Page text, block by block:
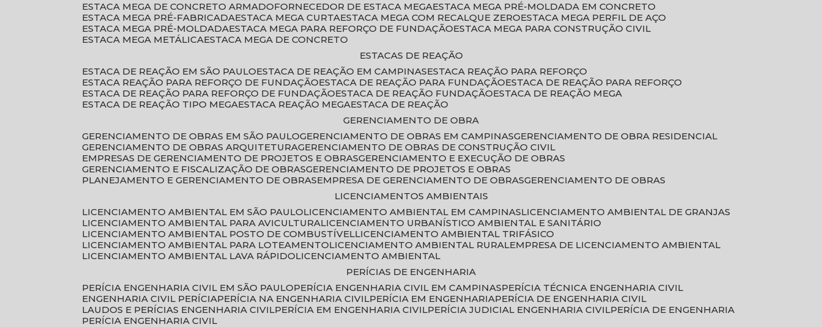
ESTACA MEGA DE CONCRETO ARMADO
FORNECEDOR DE ESTACA MEGA ESTACA MEGA PRÉ-MOLDADA EM CONCRETO
ESTACA MEGA PRÉ-FABRICADA ESTACA MEGA CURTA ESTACA MEGA COM RECALQUE ZERO
ESTACA MEGA PERFIL DE AÇO
ESTACA MEGA PRÉ-MOLDADA ESTACA MEGA PARA REFORÇO DE FUNDAÇÃO
ESTACA MEGA PARA CONSTRUÇÃO CIVIL
ESTACA MEGA METÁLICA ESTACA MEGA DE CONCRETO
ESTACAS DE REAÇÃO
ESTACA DE REAÇÃO EM SÃO PAULO
ESTACA DE REAÇÃO EM CAMPINAS
ESTACA REAÇÃO PARA REFORÇO
ESTACA REAÇÃO PARA REFORÇO DE FUNDAÇÃO
ESTACA DE REAÇÃO PARA FUNDAÇÃO
ESTACA DE REAÇÃO PARA REFORÇO
ESTACA DE REAÇÃO PARA REFORÇO DE FUNDAÇÃO
ESTACA DE REAÇÃO FUNDAÇÃO
ESTACA DE REAÇÃO MEGA
ESTACA DE REAÇÃO TIPO MEGA ESTACA REAÇÃO MEGA ESTACA DE REAÇÃO
GERENCIAMENTO DE OBRA
GERENCIAMENTO DE OBRAS EM SÃO PAULO
GERENCIAMENTO DE OBRAS EM CAMPINAS
GERENCIAMENTO DE OBRA RESIDENCIAL
GERENCIAMENTO DE OBRAS ARQUITETURA
GERENCIAMENTO DE OBRAS DE CONSTRUÇÃO CIVIL
EMPRESAS DE GERENCIAMENTO DE PROJETOS E OBRAS
GERENCIAMENTO E EXECUÇÃO DE OBRAS
GERENCIAMENTO E FISCALIZAÇÃO DE OBRAS
GERENCIAMENTO DE PROJETOS E OBRAS
PLANEJAMENTO E GERENCIAMENTO DE OBRAS
EMPRESA DE GERENCIAMENTO DE OBRAS
GERENCIAMENTO DE OBRAS
LICENCIAMENTOS AMBIENTAIS
LICENCIAMENTO AMBIENTAL EM SÃO PAULO LICENCIAMENTO AMBIENTAL EM CAMPINAS LICENCIAMENTO AMBIENTAL DE GRANJAS
LICENCIAMENTO AMBIENTAL PARA AVICULTURA LICENCIAMENTO URBANÍSTICO AMBIENTAL E SANITÁRIO
LICENCIAMENTO AMBIENTAL POSTO DE COMBUSTÍVEL LICENCIAMENTO AMBIENTAL TRIFÁSICO
LICENCIAMENTO AMBIENTAL PARA LOTEAMENTO LICENCIAMENTO AMBIENTAL RURAL EMPRESA DE LICENCIAMENTO AMBIENTAL
LICENCIAMENTO AMBIENTAL LAVA RÁPIDO LICENCIAMENTO AMBIENTAL
PERÍCIAS DE ENGENHARIA
PERÍCIA ENGENHARIA CIVIL EM SÃO PAULO
PERÍCIA ENGENHARIA CIVIL EM CAMPINAS
PERÍCIA TÉCNICA ENGENHARIA CIVIL
ENGENHARIA CIVIL PERÍCIA
PERÍCIA NA ENGENHARIA CIVIL PERÍCIA EM ENGENHARIA
PERÍCIA DE ENGENHARIA CIVIL
LAUDOS E PERÍCIAS ENGENHARIA CIVIL
PERÍCIA EM ENGENHARIA CIVIL PERÍCIA JUDICIAL ENGENHARIA CIVIL
PERÍCIA DE ENGENHARIA
PERÍCIA ENGENHARIA CIVIL